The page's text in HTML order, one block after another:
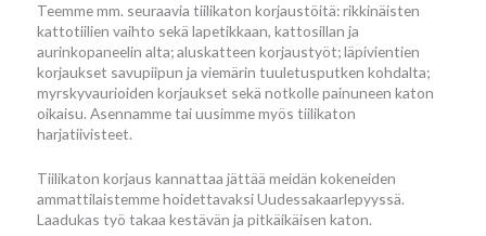
Teemme mm. seuraavia tiilikaton korjaustöitä: rikkinäisten
kattotiilien vaihto sekä lapetikkaan, kattosillan ja
aurinkopaneelin alta; aluskatteen korjaustyöt; läpivientien
korjaukset savupiipun ja viemärin tuuletusputken kohdalta;
myrskyvaurioiden korjaukset sekä notkolle painuneen katon
oikaisu. Asennamme tai uusimme myös tiilikaton
harjatiivisteet.
Tiilikaton korjaus kannattaa jättää meidän kokeneiden
ammattilaistemme hoidettavaksi Uudessakaarlepyyssä.
Laadukas työ takaa kestävän ja pitkäikäisen katon.